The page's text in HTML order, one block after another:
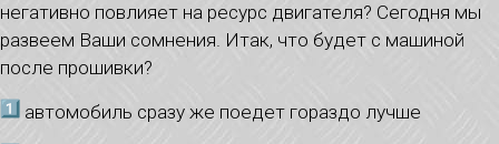
негативно повлияет на ресурс двигателя? Сегодня мы
развеем Ваши сомнения. Итак, что будет с машиной
после прошивки?
автомобиль сразу же поедет гораздо лучше